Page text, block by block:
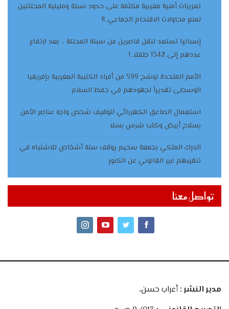
تعزيزات أمنية مغربية مكثفة على حدود سبتة ومليلية المحتلتين
لمنع محاولات الاقتحام الجماعي..!!
إسبانيا تستعد لنقل قاصرين من سبتة المحتلة .. بعد ارتفاع
عددهم إلى 1342 طفلا..!
الأمم المتحدة توشح 599 من أفراد الكتيبة المغربية بإفريقيا
الوسطى تقديراً لجهودهم في حفظ السلام
استعمال الصاعق الكهربائي لتوقيف شخص واجه عناصر الأمن
بسلاح أبيض وكلب شرس بسلا
الدرك الملكي بجمعة سحيم يوقف ستة أشخاص للاشتباه في
تنقيبهم غير القانوني عن الكنوز
تواصل معنا
مدير النشر :أعراب حسن،